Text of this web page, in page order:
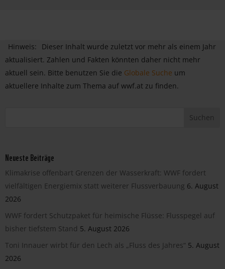
Hinweis:
Dieser Inhalt wurde zuletzt vor mehr als einem Jahr
aktualisiert. Zahlen und Fakten könnten daher nicht mehr
aktuell sein. Bitte benutzen Sie die Globale Suche um
aktuellere Inhalte zum Thema auf wwf.at zu finden.
Neueste Beiträge
Klimakrise offenbart Grenzen der Wasserkraft: WWF fordert
vielfältigen Energiemix statt weiterer Flussverbauung 6. August
2026
WWF fordert Schutzpaket für heimische Flüsse: Flusspegel auf
bisher tiefstem Stand 5. August 2026
Toni Innauer wirbt für den Lech als „Fluss des Jahres“ 5. August
2026